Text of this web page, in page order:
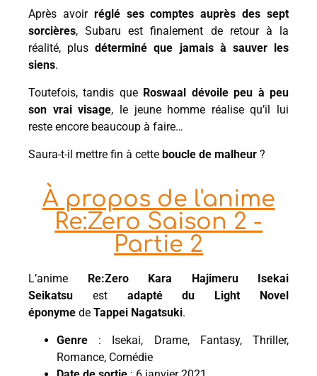
Après avoir réglé ses comptes auprès des sept
sorcières, Subaru est finalement de retour à la
réalité, plusdéterminé que jamais à sauver les
siens.
Toutefois, tandis que Roswaal dévoile peu à peu
son vrai visage, le jeune homme réalise qu’il lui
reste encore beaucoup à faire…
Saura-t-il mettre fin à cette boucle de malheur ?
À propos de l'anime
Re:Zero Saison 2 -
Partie 2
L’anime Re:Zero Kara Hajimeru Isekai
Seikatsu est adapté du Light Novel
éponyme de Tappei Nagatsuki.
Genre : Isekai, Drame, Fantasy, Thriller,
Romance, Comédie